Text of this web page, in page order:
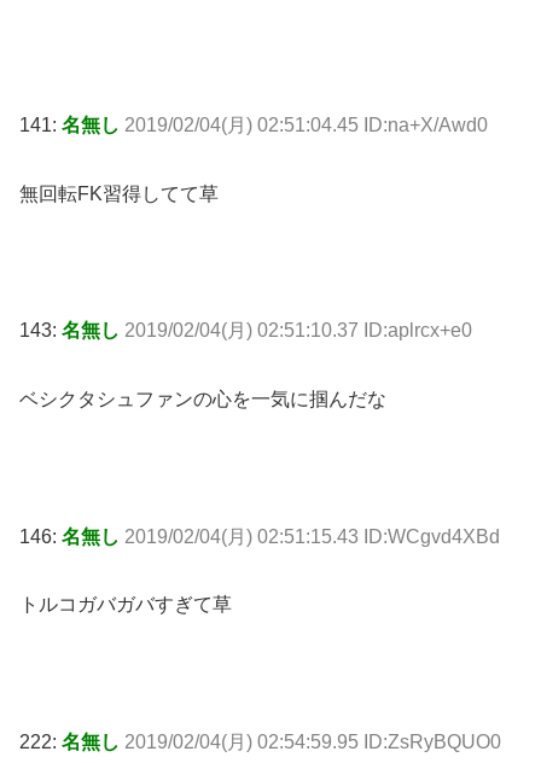
141: 名無し 2019/02/04(月) 02:51:04.45 ID:na+X/Awd0
無回転FK習得してて草
143: 名無し 2019/02/04(月) 02:51:10.37 ID:aplrcx+e0
ベシクタシュファンの心を一気に掴んだな
146: 名無し 2019/02/04(月) 02:51:15.43 ID:WCgvd4XBd
トルコガバガバすぎて草
222: 名無し 2019/02/04(月) 02:54:59.95 ID:ZsRyBQUO0